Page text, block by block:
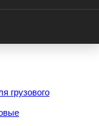
грузового